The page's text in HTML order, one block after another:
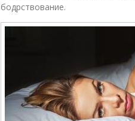
бодрствование.